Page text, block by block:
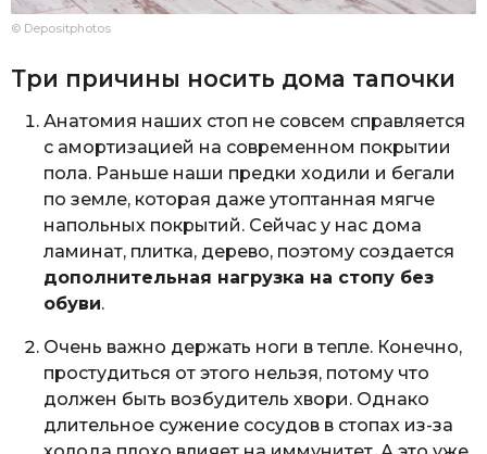
© Depositphotos
Три причины носить дома тапочки
Анатомия наших стоп не совсем справляется
с амортизацией на современном покрытии
пола. Раньше наши предки ходили и бегали
по земле, которая даже утоптанная мягче
напольных покрытий. Сейчас у нас дома
ламинат, плитка, дерево, поэтому создается
дополнительная нагрузка на стопу без
обуви.
Очень важно держать ноги в тепле. Конечно,
простудиться от этого нельзя, потому что
должен быть возбудитель хвори. Однако
длительное сужение сосудов в стопах из-за